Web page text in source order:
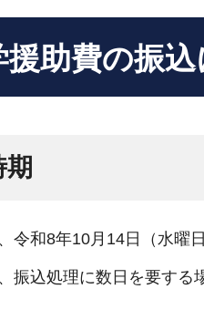
助費の振
令和8年10月14日（水曜
振込処理に数日を要する